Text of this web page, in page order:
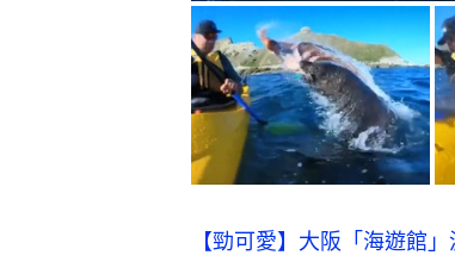
【勁可愛】大阪「海遊館